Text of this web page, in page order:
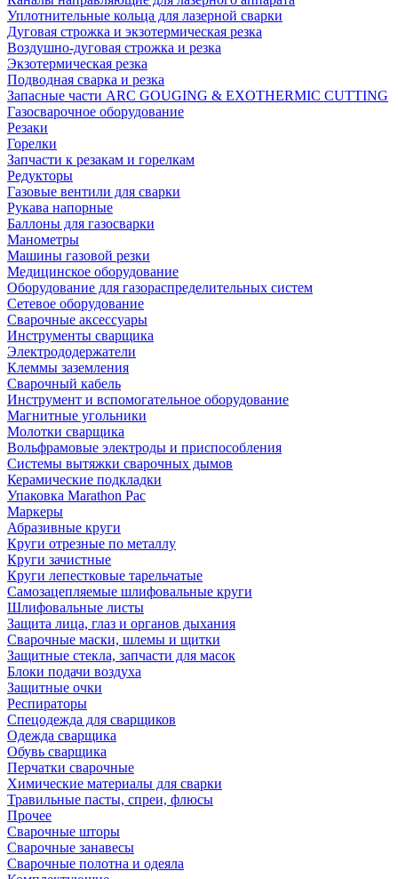
Уплотнительные кольца для лазерной сварки
Дуговая строжка и экзотермическая резка
Воздушно-дуговая строжка и резка
Экзотермическая резка
Подводная сварка и резка
Запасные части ARC GOUGING & EXOTHERMIC CUTTING
Газосварочное оборудование
Резаки
Горелки
Запчасти к резакам и горелкам
Редукторы
Газовые вентили для сварки
Рукава напорные
Баллоны для газосварки
Манометры
Машины газовой резки
Медицинское оборудование
Оборудование для газораспределительных систем
Сетевое оборудование
Сварочные аксессуары
Инструменты сварщика
Электрододержатели
Клеммы заземления
Сварочный кабель
Инструмент и вспомогательное оборудование
Магнитные угольники
Молотки сварщика
Вольфрамовые электроды и приспособления
Системы вытяжки сварочных дымов
Керамические подкладки
Упаковка Marathon Pac
Маркеры
Абразивные круги
Круги отрезные по металлу
Круги зачистные
Круги лепестковые тарельчатые
Самозацепляемые шлифовальные круги
Шлифовальные листы
Защита лица, глаз и органов дыхания
Сварочные маски, шлемы и щитки
Защитные стекла, запчасти для масок
Блоки подачи воздуха
Защитные очки
Респираторы
Спецодежда для сварщиков
Одежда сварщика
Обувь сварщика
Перчатки сварочные
Химические материалы для сварки
Травильные пасты, спреи, флюсы
Прочее
Сварочные шторы
Сварочные занавесы
Сварочные полотна и одеяла